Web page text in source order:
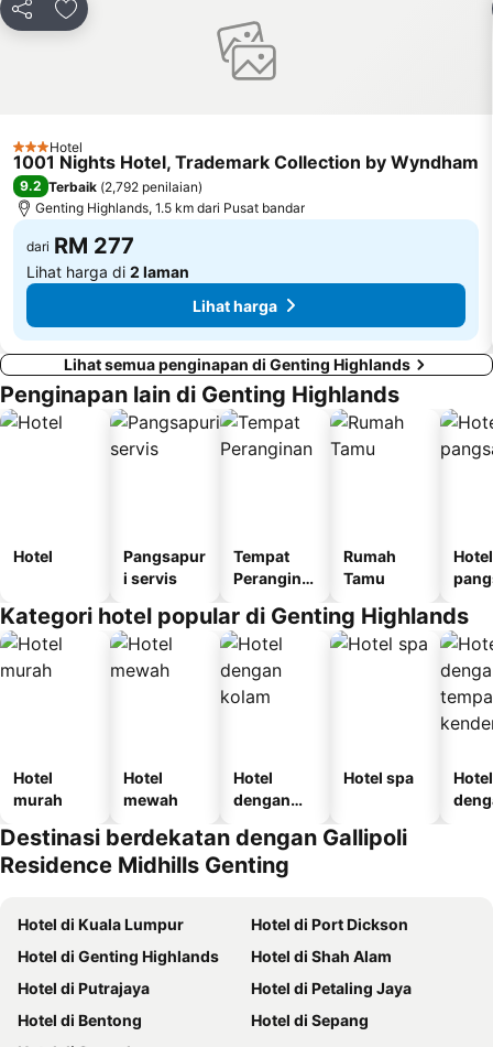
Institut Profesional Baitulmal
Istana Budaya
Tugu Negara
Muzium Negara
Kongsi Tambah ke favorit
3 Bintang
Hotel
1001 Nights Hotel, Trademark Collection by Wyndham
9.2 Terbaik (2,792 penilaian)
Genting Highlands, 1.5 km dari Pusat bandar
dari RM 277
Lihat harga di 2 laman
Lihat harga
Lihat semua penginapan di Genting Highlands
Penginapan lain di Genting Highlands
Hotel
Pangsapur
i servis
Tempat
Perangina
Rumah
Tamu
Hotel
Kategori hotel popular di Genting Highlands
Hotel
murah
Hotel
mewah
Hotel
dengan
Hotel spa
Hotel
Destinasi berdekatan dengan Gallipoli
Residence Midhills Genting
Hotel di Kuala Lumpur
Hotel di Port Dickson
Hotel di Genting Highlands
Hotel di Shah Alam
Hotel di Putrajaya
Hotel di Petaling Jaya
Hotel di Bentong
Hotel di Sepang